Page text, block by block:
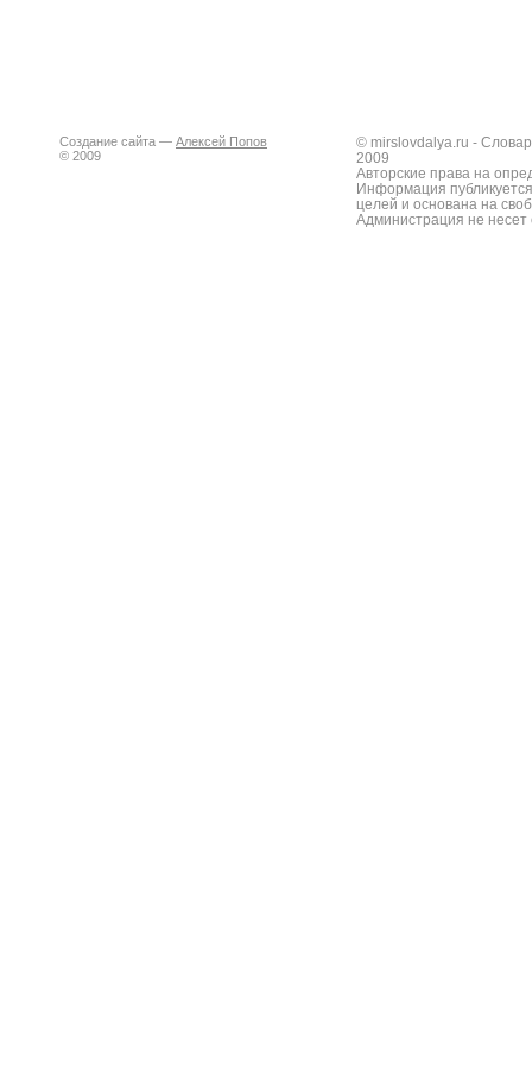
Создание сайта — Алексей Попов
© 2009
© mirslovdalya.ru -
2009
Авторские права на
Информация
целей и основана на
Администрация не несет